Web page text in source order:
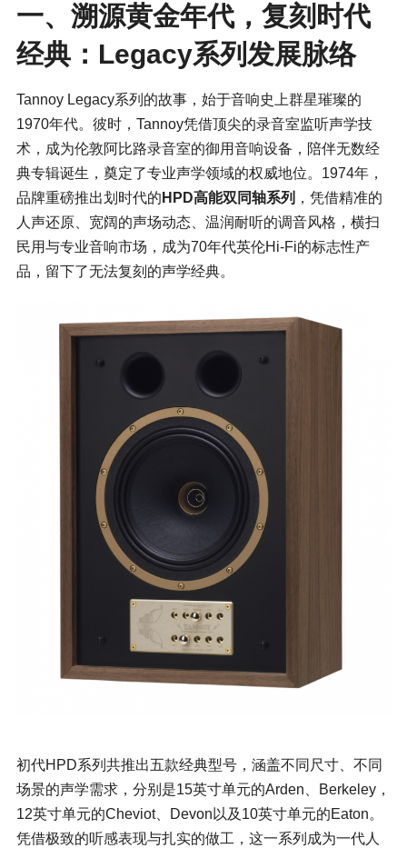
一、溯源黄金年代，复刻时代
经典： Legacy系列发展脉络
Tannoy Legacy系列的故事，始于音响史上群星璀璨的
1970年代。彼时，Tannoy凭借顶尖的录音室监听声学技
术，成为伦敦阿比路录音室的御用音响设备，陪伴无数经
典专辑诞生，奠定了专业声学领域的权威地位。1974年，
品牌重磅推出划时代的 HPD高能双同轴系列 ，凭借精准的
人声还原、宽阔的声场动态、温润耐听的调音风格，横扫
民用与专业音响市场，成为70年代英伦Hi-Fi的标志性产
品，留下了无法复刻的声学经典。
初代HPD系列共推出五款经典型号，涵盖不同尺寸、不同
场景的声学需求，分别是15英寸单元的Arden、Berkeley，
12英寸单元的Cheviot、Devon以及10英寸单元的Eaton。
凭借极致的听感表现与扎实的做工，这一系列成为一代人